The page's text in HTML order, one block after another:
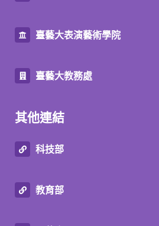
臺藝大表演藝術學院
臺藝大教務處
其他連結
科技部
教育部